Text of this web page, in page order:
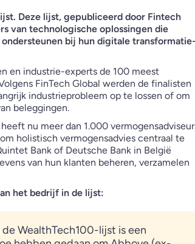
Deze lijst, gepubliceerd door Fintech
van technologische oplossingen die
bij hun digitale transformatie-
en industrie-experts de 100 meest
FinTech Global werden de finalisten
industrieprobleem op te lossen of om
beleggingen.
nu meer dan 1.000
holistisch vermogensadvies centraal te
Bank of Deutsche Bank in België
van hun klanten beheren, verzamelen
het bedrijf in de lijst:
WealthTech100-lijst is een